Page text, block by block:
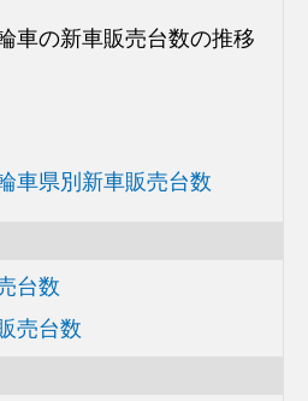
車の新車販売台数の推移
車県別新車販売台数
台数
売台数